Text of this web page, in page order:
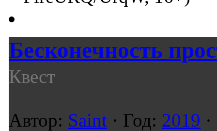
Бесконечность
Квест
Автор: Saint · Год: 2019